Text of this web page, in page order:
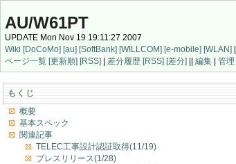
AU/W61PT
UPDATE Mon Nov 19 19:11:27 2007
Wiki [DoCoMo] [au] [SoftBank] [WILLCOM] [e-mobile] [WLAN] |
ページ一覧 [更新順] [RSS] | 差分履歴 [RSS] [差分] || 編集 | 管理
もくじ
概要
基本スペック
関連記事
TELEC工事設計認証取得(11/19)
プレスリリース(1/28)